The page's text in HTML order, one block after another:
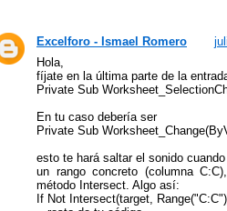
Excelforo - Ismael Romero
Hola,
fíjate en la última parte de la
Private Sub
En tu caso debería ser
Private Sub
esto te hará saltar el sonido
un rango concreto (columna
método Intersect. Algo así:
If Not Intersect(target,